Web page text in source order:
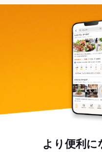
より便利